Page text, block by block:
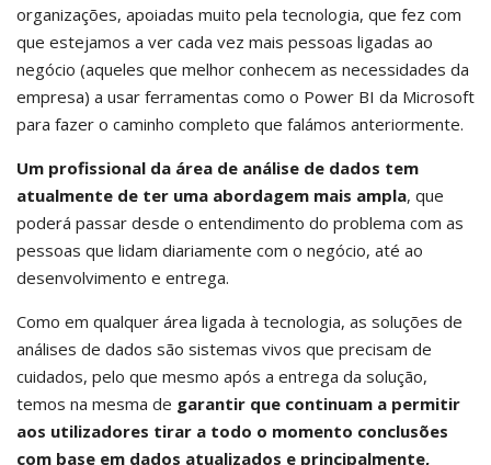
organizações, apoiadas muito pela tecnologia, que fez com
que estejamos a ver cada vez mais pessoas ligadas ao
negócio (aqueles que melhor conhecem as necessidades da
empresa) a usar ferramentas como o Power BI da Microsoft
para fazer o caminho completo que falámos anteriormente.
Um profissional da área de análise de dados tem
atualmente de ter uma abordagem mais ampla, que
poderá passar desde o entendimento do problema com as
pessoas que lidam diariamente com o negócio, até ao
desenvolvimento e entrega.
Como em qualquer área ligada à tecnologia, as soluções de
análises de dados são sistemas vivos que precisam de
cuidados, pelo que mesmo após a entrega da solução,
temos na mesma de garantir que continuam a permitir
aos utilizadores tirar a todo o momento conclusões
com base em dados atualizados e principalmente,